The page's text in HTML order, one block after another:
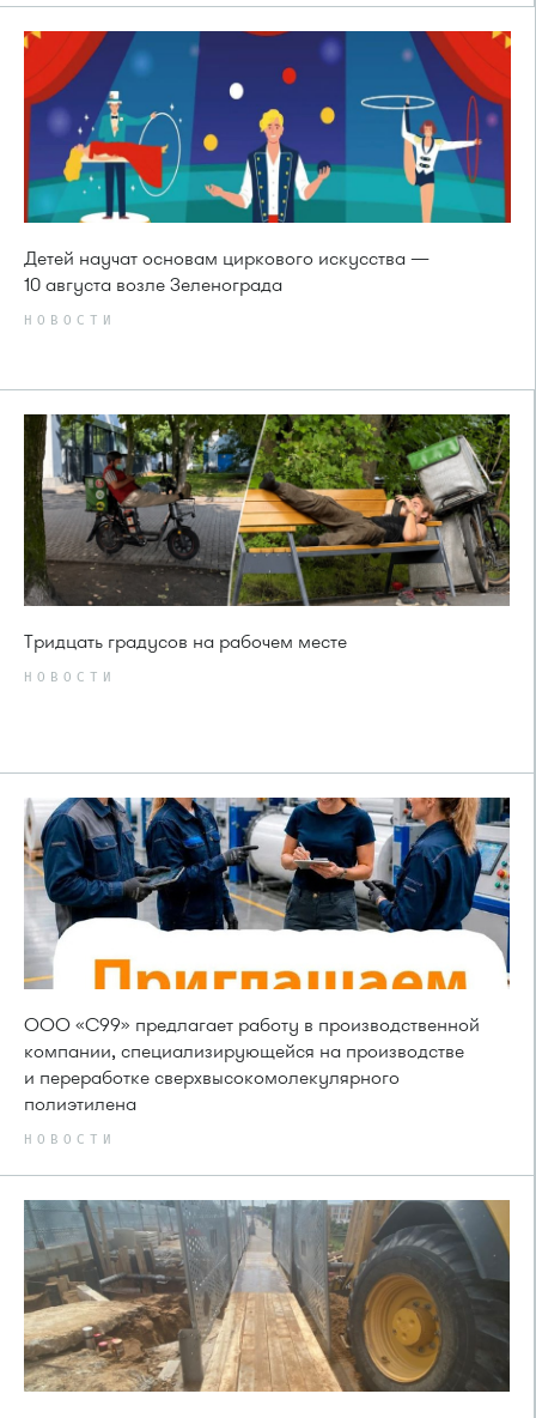
Детей научат основам циркового искусства —
10 августа возле Зеленограда
НОВОСТИ
Тридцать градусов на рабочем месте
НОВОСТИ
ООО «С99» предлагает работу в производственной
компании, специализирующейся на производстве
и переработке сверхвысокомолекулярного
полиэтилена
НОВОСТИ